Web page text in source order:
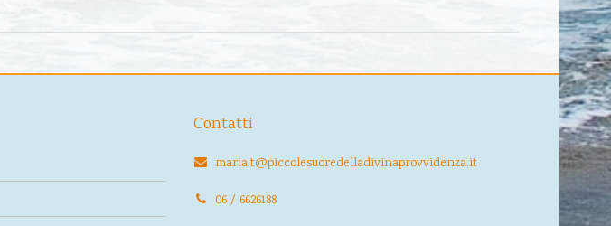
Contatti
maria.t@piccolesuoredelladivinaprovvidenza.it
06 / 6626188